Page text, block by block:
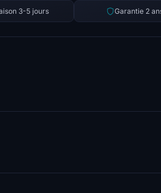
3-5 jours Garantie 2